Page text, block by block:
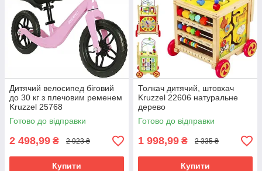
Дитячий велосипед біговий
до 30 кг з плечовим ременем
Kruzzel 25768
Готово до відправки
2 498,99 ₴ 2 923 ₴
Купити
Толкач дитячий, штовхач
Kruzzel 22606 натуральне
дерево
Готово до відправки
1 998,99 ₴ 2 335 ₴
Купити